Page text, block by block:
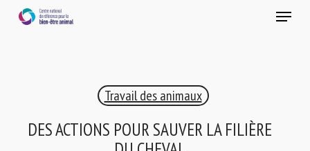
Menu
Travail des animaux
DES ACTIONS POUR SAUVER LA FILIÈRE
RECEVEZ CHAQUE MOIS GRATUITEMENT
LES DERNIÈRES ACTUALITÉS SUR LE BIEN-ÊTRE
ANIMAL